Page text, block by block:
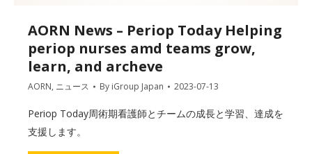
AORN News – Periop Today Helping
periop nurses amd teams grow,
learn, and archeve
AORN, ニュース By iGroup Japan 2023-07-13
Periop Today周術期看護師とチームの成長と学習、達成を
支援します。